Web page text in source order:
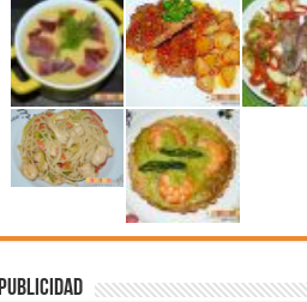
Publicidad